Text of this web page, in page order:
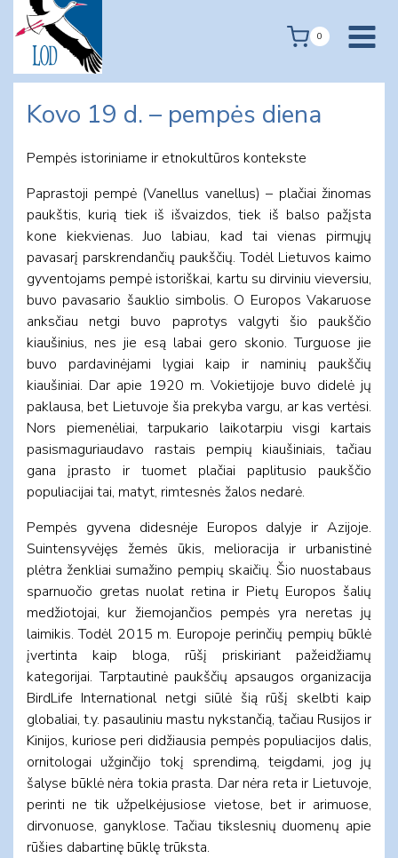
content
0
Kovo 19 d. – pempės diena
Pempės istoriniame ir etnokultūros kontekste
Paprastoji pempė (Vanellus vanellus) – plačiai žinomas
paukštis, kurią tiek iš išvaizdos, tiek iš balso pažįsta
kone kiekvienas. Juo labiau, kad tai vienas pirmųjų
pavasarį parskrendančių paukščių. Todėl Lietuvos kaimo
gyventojams pempė istoriškai, kartu su dirviniu vieversiu,
buvo pavasario šauklio simbolis. O Europos Vakaruose
anksčiau netgi buvo paprotys valgyti šio paukščio
kiaušinius, nes jie esą labai gero skonio. Turguose jie
buvo pardavinėjami lygiai kaip ir naminių paukščių
kiaušiniai. Dar apie 1920 m. Vokietijoje buvo didelė jų
paklausa, bet Lietuvoje šia prekyba vargu, ar kas vertėsi.
Nors piemenėliai, tarpukario laikotarpiu visgi kartais
pasismaguriaudavo rastais pempių kiaušiniais, tačiau
gana įprasto ir tuomet plačiai paplitusio paukščio
populiacijai tai, matyt, rimtesnės žalos nedarė.
Pempės gyvena didesnėje Europos dalyje ir Azijoje.
Suintensyvėjęs žemės ūkis, melioracija ir urbanistinė
plėtra ženkliai sumažino pempių skaičių. Šio nuostabaus
sparnuočio gretas nuolat retina ir Pietų Europos šalių
medžiotojai, kur žiemojančios pempės yra neretas jų
laimikis. Todėl 2015 m. Europoje perinčių pempių būklė
įvertinta kaip bloga, rūšį priskiriant pažeidžiamų
kategorijai. Tarptautinė paukščių apsaugos organizacija
BirdLife International netgi siūlė šią rūšį skelbti kaip
globaliai, t.y. pasauliniu mastu nykstančią, tačiau Rusijos ir
Kinijos, kuriose peri didžiausia pempės populiacijos dalis,
ornitologai užginčijo tokį sprendimą, teigdami, jog jų
šalyse būklė nėra tokia prasta. Dar nėra reta ir Lietuvoje,
perinti ne tik užpelkėjusiose vietose, bet ir arimuose,
dirvonuose, ganyklose. Tačiau tikslesnių duomenų apie
rūšies dabartinę būklę trūksta.